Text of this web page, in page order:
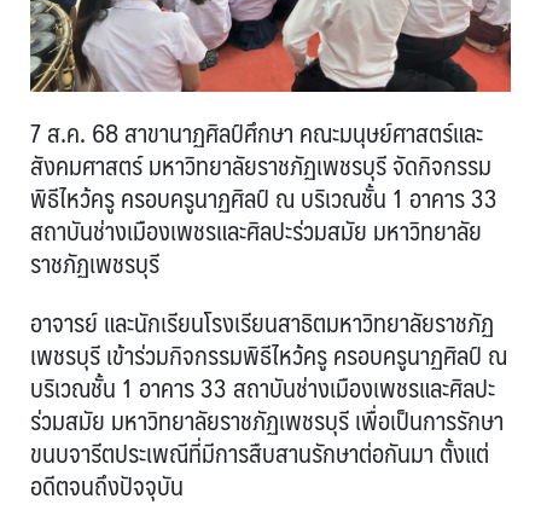
7 ส.ค. 68 สาขานาฏศิลป์ศึกษา คณะมนุษย์ศาสตร์และ
สังคมศาสตร์ มหาวิทยาลัยราชภัฏเพชรบุรี จัดกิจกรรม
พิธีไหว้ครู ครอบครูนาฏศิลป์ ณ บริเวณชั้น 1 อาคาร 33
สถาบันช่างเมืองเพชรและศิลปะร่วมสมัย มหาวิทยาลัย
ราชภัฏเพชรบุรี
อาจารย์ และนักเรียนโรงเรียนสาธิตมหาวิทยาลัยราชภัฏ
เพชรบุรี เข้าร่วมกิจกรรมพิธีไหว้ครู ครอบครูนาฏศิลป์ ณ
บริเวณชั้น 1 อาคาร 33 สถาบันช่างเมืองเพชรและศิลปะ
ร่วมสมัย มหาวิทยาลัยราชภัฏเพชรบุรี เพื่อเป็นการรักษา
ขนบจารีตประเพณีที่มีการสืบสานรักษาต่อกันมา ตั้งแต่
อดีตจนถึงปัจจุบัน